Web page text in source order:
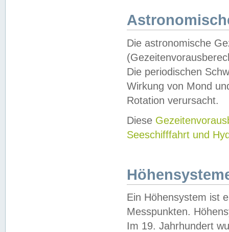
Die astronomische
Die periodischen
Wirkung von Mond
Rotation verursacht.
Diese
Seeschifffahrt und
Ein Höhensystem ist
Messpunkten.
Im 19. Jahrhundert